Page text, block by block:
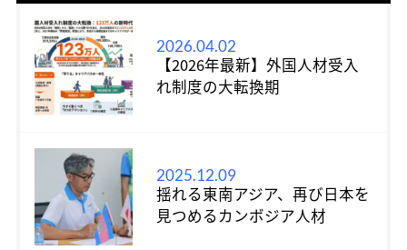
2026.04.02
【2026年最新】外国人材受入
れ制度の大転換期
2025.12.09
揺れる東南アジア、再び日本を
見つめるカンボジア人材